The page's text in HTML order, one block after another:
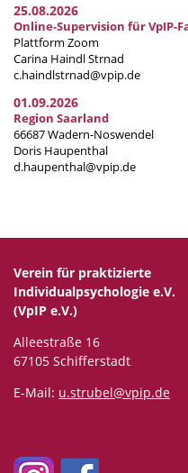
25.08.2026
Online-Supervision für VpIP-
Plattform Zoom
Carina Haindl Strnad
c.haindlstrnad@vpip.de
01.09.2026
Region Saarland
66687 Wadern-Noswendel
Doris Haupenthal
d.haupenthal@vpip.de
Verein für praktizierte
Individualpsychologie e.V.
(VpIP e.V.)
Alleestraße 16
67105 Schifferstadt
E-Mail: u.strubel@vpip.de